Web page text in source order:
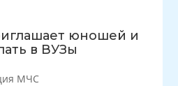
юношей и
в ВУЗы
МЧС